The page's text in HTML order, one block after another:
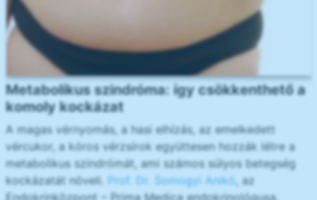
Metabolikus szindróma: így csökkenthető a
komoly kockázat
A magas vérnyomás, a hasi elhízás, az emelkedett
vércukor, a kóros vérzsírok együttesen hozzák létre a
metabolikus szindrómát, ami számos súlyos betegség
kockázatát növeli. Prof. Dr. Somogyi Anikó, az
Endokrinközpont – Prima Medica endokrinológusa,